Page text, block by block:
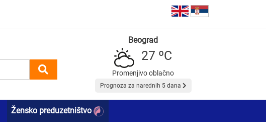
Beograd
27 ºC
Promenjivo oblačno
Prognoza za narednih 5 dana
Žensko preduzetništvo